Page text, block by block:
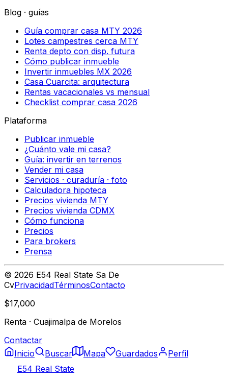
Blog · guías
Guía comprar casa MTY 2026
Lotes campestres cerca MTY
Renta depto con disp. futura
Cómo publicar inmueble
Invertir inmuebles MX 2026
Casa Cuarcita: arquitectura
Rentas vacacionales vs mensual
Checklist comprar casa 2026
Plataforma
Publicar inmueble
¿Cuánto vale mi casa?
Guía: invertir en terrenos
Vender mi casa
Servicios · curaduría · foto
Calculadora hipoteca
Precios vivienda MTY
Precios vivienda CDMX
Cómo funciona
Precios
Para brokers
Prensa
© 2026 E54 Real State Sa De
CvPrivacidadTérminosContacto
$17,000
Renta · Cuajimalpa de Morelos
Contactar
Inicio
Buscar Mapa Guardados
Perfil
E54 Real State